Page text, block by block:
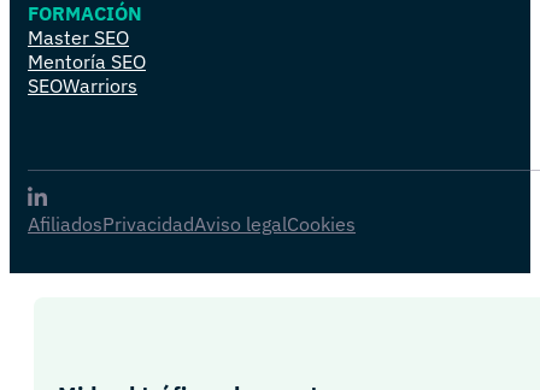
FORMACIÓN
Master SEO
Mentoría SEO
SEOWarriors
AfiliadosPrivacidadAviso legalCookies